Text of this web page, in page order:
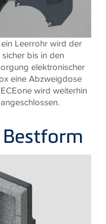
Leerrohr wird der
bis in den
elektronischer
eine Abzweigdose
wird weiterhin